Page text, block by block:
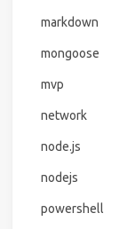
markdown
mongoose
mvp
network
node.js
nodejs
powershell